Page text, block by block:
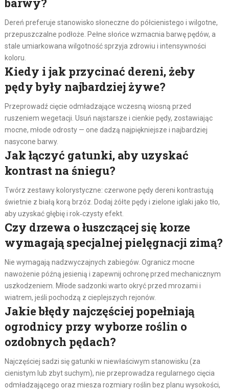
Dereń preferuje stanowisko słoneczne do półcienistego i wilgotne,
przepuszczalne podłoże. Pełne słońce wzmacnia barwę pędów, a
stale umiarkowana wilgotność sprzyja zdrowiu i intensywności
koloru.
Kiedy i jak przycinać dereni, żeby
pędy były najbardziej żywe?
Przeprowadź cięcie odmładzające wczesną wiosną przed
ruszeniem wegetacji. Usuń najstarsze i cienkie pędy, zostawiając
mocne, młode odrosty — one dadzą najpiękniejsze i najbardziej
nasycone barwy.
Jak łączyć gatunki, aby uzyskać
kontrast na śniegu?
Twórz zestawy kolorystyczne: czerwone pędy dereni kontrastują
świetnie z białą korą brzóz. Dodaj żółte pędy i zielone iglaki jako tło,
aby uzyskać głębię i rok‑czysty efekt.
Czy drzewa o łuszczącej się korze
wymagają specjalnej pielęgnacji zimą?
Nie wymagają nadzwyczajnych zabiegów. Ogranicz mocne
nawożenie późną jesienią i zapewnij ochronę przed mechanicznym
uszkodzeniem. Młode sadzonki warto okryć przed mrozami i
wiatrem, jeśli pochodzą z cieplejszych rejonów.
Jakie błędy najczęściej popełniają
ogrodnicy przy wyborze roślin o
ozdobnych pędach?
Najczęściej sadzi się gatunki w niewłaściwym stanowisku (za
cienistym lub zbyt suchym), nie przeprowadza regularnego cięcia
odmładzającego oraz miesza rozmiary roślin bez planu wysokości,